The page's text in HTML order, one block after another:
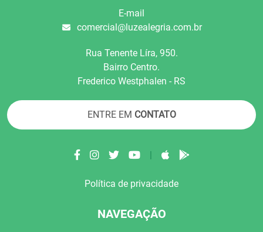
E-mail
comercial@luzealegria.com.br
Rua Tenente Líra, 950.
Bairro Centro.
Frederico Westphalen - RS
ENTRE EM CONTATO
|
Política de privacidade
NAVEGAÇÃO